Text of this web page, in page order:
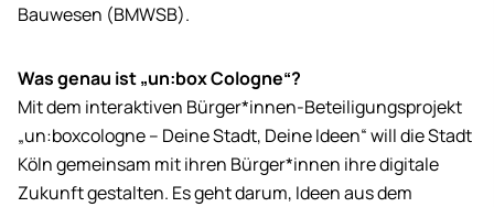
Bauwesen (BMWSB).
Was genau ist „un:box Cologne“?
Mit dem interaktiven Bürger*innen-Beteiligungsprojekt
„un:boxcologne– Deine Stadt, Deine Ideen“ will die Stadt
Köln gemeinsam mit ihren Bürger*innen ihre digitale
Zukunft gestalten. Es geht darum, Ideen aus dem